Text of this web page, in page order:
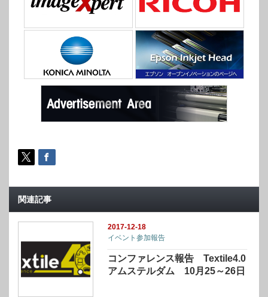
関連記事
2017-12-18
イベント参加報告
コンファレンス報告 Textile4.0
アムステルダム 10月25～26日